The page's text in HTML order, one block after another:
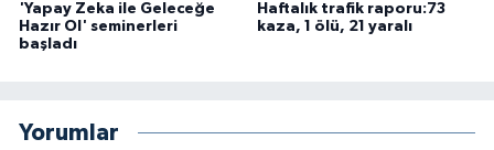
'Yapay Zeka ile Geleceğe
Hazır Ol' seminerleri
başladı
Haftalık trafik raporu:73
kaza, 1 ölü, 21 yaralı
Yorumlar